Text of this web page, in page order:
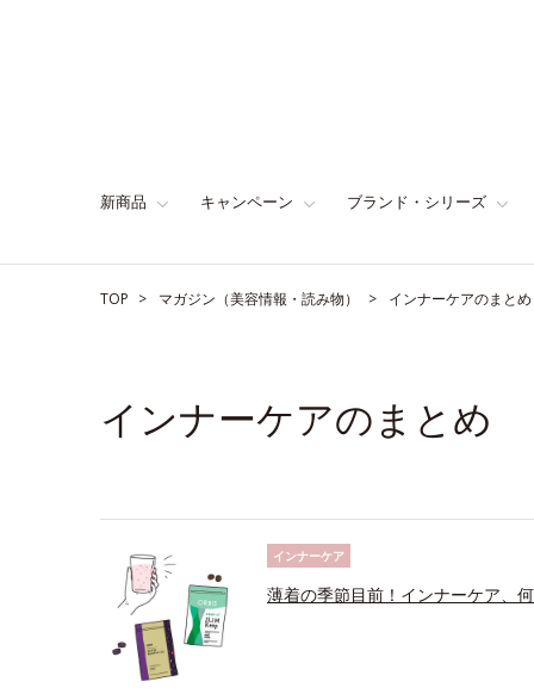
新商品 キャンペーン ブランド・シリーズ
TOP マガジン（美容情報・読み物） インナーケアのまとめ
インナーケアのまとめ
インナーケア
薄着の季節目前！インナーケア、